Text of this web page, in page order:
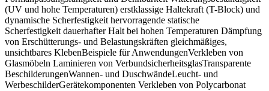
(UV und hohe Temperaturen) erstklassige Haltekraft (T-Block) und
dynamische Scherfestigkeit hervorragende statische
Scherfestigkeit dauerhafter Halt bei hohen Temperaturen Dämpfung
von Erschütterungs- und Belastungskräften gleichmäßiges,
unsichtbares KlebenBeispiele für AnwendungenVerkleben von
Glasmöbeln Laminieren von VerbundsicherheitsglasTransparente
BeschilderungenWannen- und DuschwändeLeucht- und
WerbeschilderGerätekomponenten Verkleben von Polycarbonat